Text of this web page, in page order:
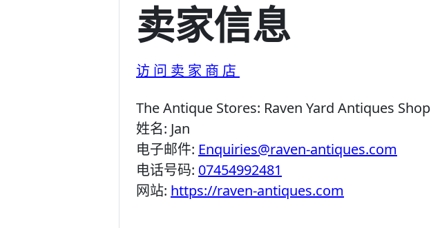
卖家信息
访问卖家商店
The Antique Stores: Raven Yard Antiques Shop
姓名: Jan
电子邮件: Enquiries@raven-antiques.com
电话号码: 07454992481
网站: https://raven-antiques.com